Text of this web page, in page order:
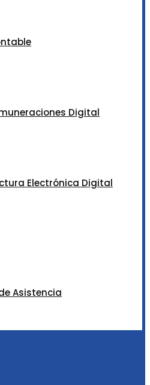
Digital
Electrónica Digital
Asistencia